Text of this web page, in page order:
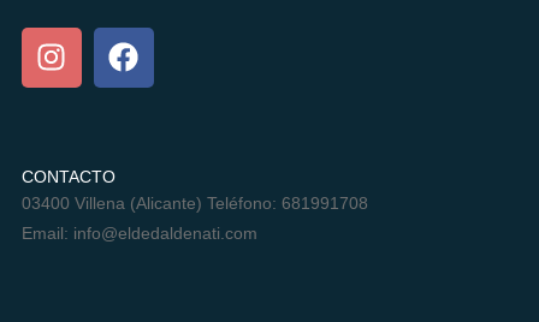
CUELGA MÓVIL NIKA
13,00€
CONTACTO
03400 Villena (Alicante) Teléfono: 681991708
Email: info@eldedaldenati.com